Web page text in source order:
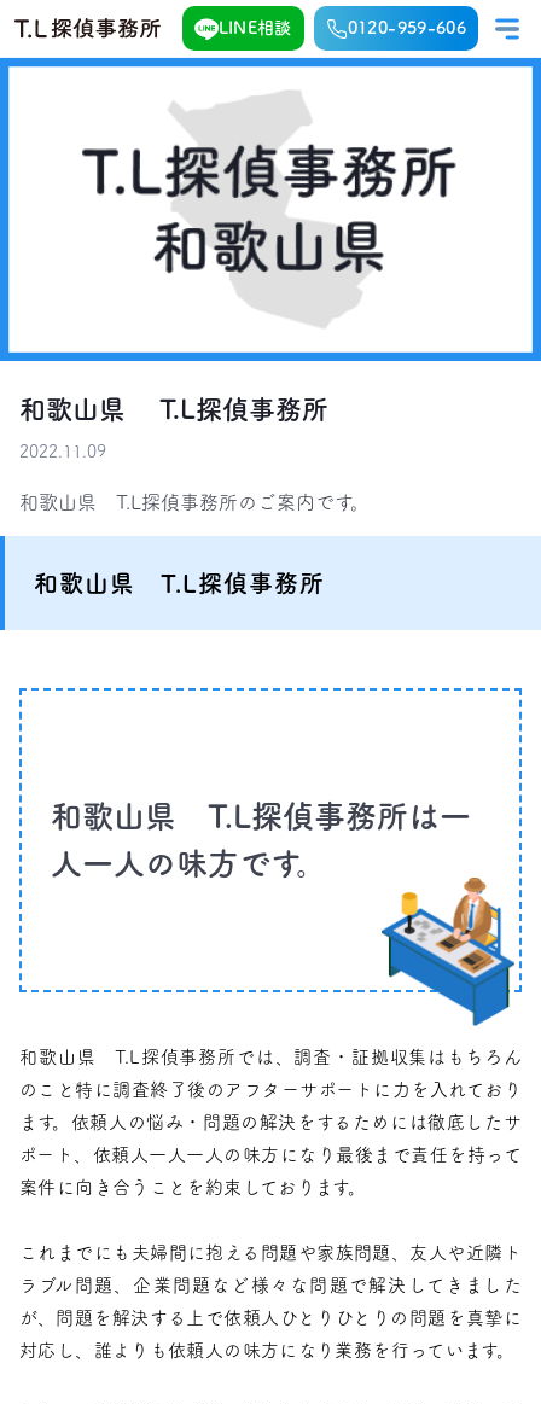
LINE相談 0120-959-606
和歌山県 T.L探偵事務所
2022.11.09
和歌山県　T.L探偵事務所のご案内です。
和歌山県 T.L探偵事務所
和歌山県　T.L探偵事務所は一
人一人の味方です。
和歌山県 T.L探偵事務所では、調査・証拠収集はもちろん
のこと特に調査終了後のアフターサポートに力を入れており
ます。依頼人の悩み・問題の解決をするためには徹底したサ
ポート、依頼人一人一人の味方になり最後まで責任を持って
案件に向き合うことを約束しております。
これまでにも夫婦間に抱える問題や家族問題、友人や近隣ト
ラブル問題、企業問題など様々な問題で解決してきました
が、問題を解決する上で依頼人ひとりひとりの問題を真摯に
対応し、誰よりも依頼人の味方になり業務を行っています。